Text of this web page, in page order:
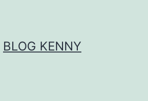
BLOG KENNY